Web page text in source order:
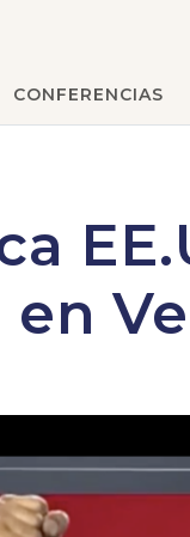
CONFERENCIAS